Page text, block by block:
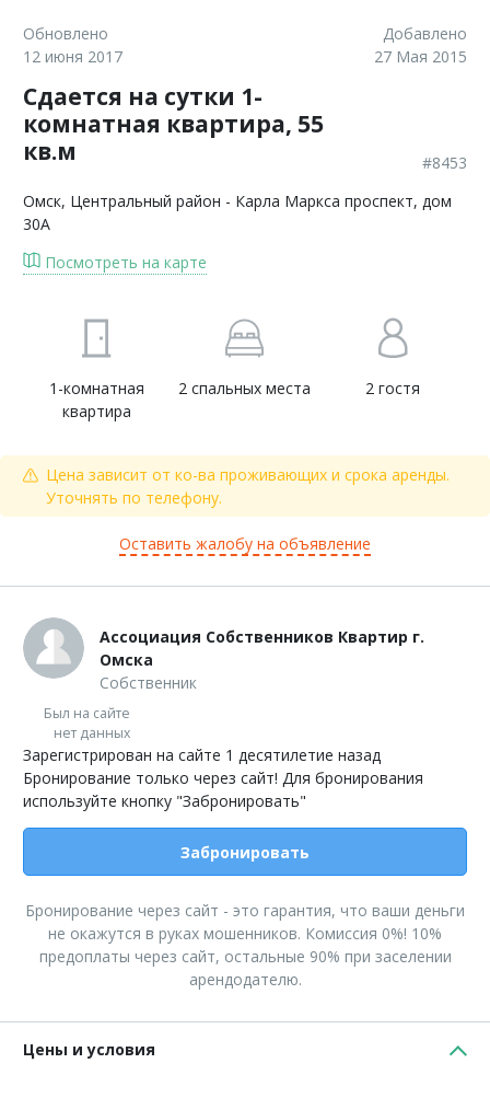
Обновлено
12 июня 2017
Добавлено
27 Мая 2015
Сдается на сутки 1-
комнатная квартира, 55
кв.м
#8453
Омск, Центральный район - Карла Маркса проспект, дом
30А
Посмотреть на карте
1-комнатная
квартира
2 спальных места 2 гостя
Цена зависит от ко-ва проживающих и срока аренды.
Уточнять по телефону.
Оставить жалобу на объявление
Ассоциация Собственников Квартир г.
Омска
Собственник
Был на сайте
нет данных
Зарегистрирован на сайте 1 десятилетие назад
Бронирование только через сайт! Для бронирования
используйте кнопку "Забронировать"
Забронировать
Бронирование через сайт - это гарантия, что ваши деньги
не окажутся в руках мошенников. Комиссия 0%! 10%
предоплаты через сайт, остальные 90% при заселении
арендодателю.
Цены и условия